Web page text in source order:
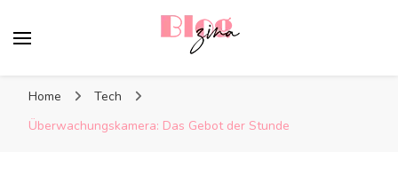
Home
Tech
Überwachungskamera: Das Gebot der Stunde